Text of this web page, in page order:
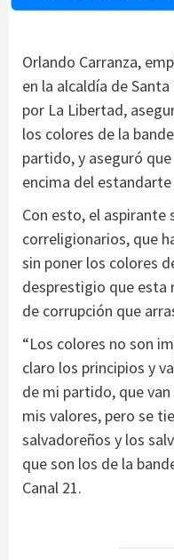
Orlando Carranza,
en la alcaldía de
por La Libertad,
los colores de la
partido, y aseguró
encima del
Con esto, el aspirante
correligionarios, que
sin poner los colores
desprestigio que esta
de corrupción que
“Los colores no son
claro los principios y
de mi partido, que
mis valores, pero se
salvadoreños y los
que son los de la
Canal 21.